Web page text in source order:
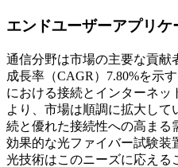
エンドユーザーアプリケ
通信分野は市場の主要な貢献
成長率（CAGR）7.80%を示
における接続とインターネッ
より、市場は順調に拡大し
続と優れた接続性への高まる
効果的な光ファイバー試験装
光技術はこのニーズに応える